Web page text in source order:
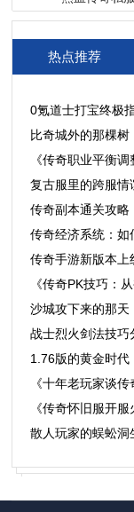
热点推荐
0氪道士打宝终极
比奇城外的那棵
《传奇职业平衡
复古服里的跨服情
传奇副本通关攻略
传奇经济系统：如
传奇手游新版本
《传奇PK技巧：
沙城攻下来的那天
战士烈火剑法技巧
1.76版的黄金时代
《十年老玩家谈
《传奇怀旧服开
散人玩家的蜈蚣洞